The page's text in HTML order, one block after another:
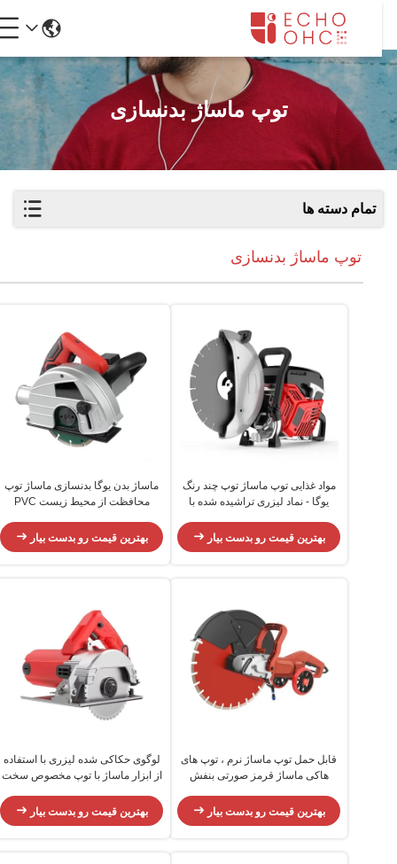
توپ ماساژ بدنسازی
تمام دسته ها
توپ ماساژ بدنسازی
مواد غذایی توپ ماساژ توپ چند رنگ
یوگا - نماد لیزری تراشیده شده با
بهترین قیمت رو بدست بیار
ماساژ بدن یوگا بدنسازی ماساژ توپ
محافظت از محیط زیست PVC
بهترین قیمت رو بدست بیار
قابل حمل توپ ماساژ نرم ، توپ های
هاکی ماساژ قرمز صورتی بنفش
بهترین قیمت رو بدست بیار
لوگوی حکاکی شده لیزری با استفاده
از ابزار ماساژ با توپ مخصوص سخت
بهترین قیمت رو بدست بیار